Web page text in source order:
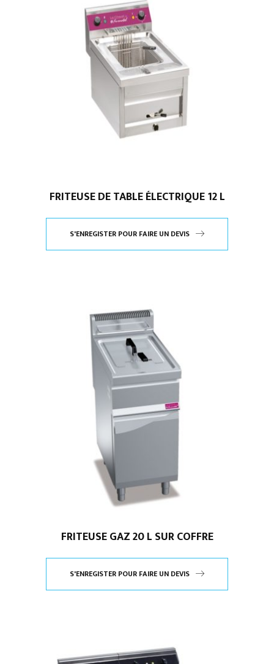
FRITEUSE DE TABLE ÉLECTRIQUE 12 L
S'ENREGISTER POUR FAIRE UN DEVIS
FRITEUSE GAZ 20 L SUR COFFRE
S'ENREGISTER POUR FAIRE UN DEVIS